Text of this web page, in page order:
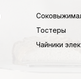
Тостеры
Чайники